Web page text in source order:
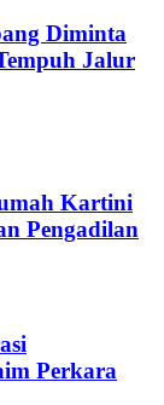
Diminta
Jalur
Kartini
Pengadilan
Perkara